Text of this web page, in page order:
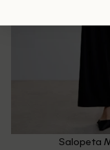
Salopeta